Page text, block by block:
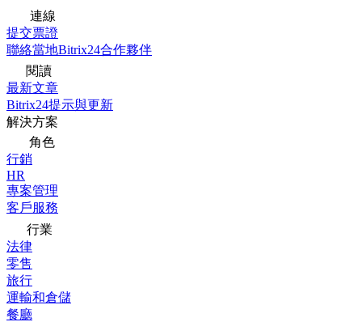
連線
提交票證
聯絡當地Bitrix24合作夥伴
閱讀
最新文章
Bitrix24提示與更新
解決方案
角色
行銷
HR
專案管理
客戶服務
行業
法律
零售
旅行
運輸和倉儲
餐廳